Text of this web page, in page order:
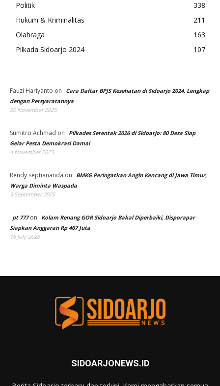
Politik
338
Hukum & Kriminalitas
211
Olahraga
163
Pilkada Sidoarjo 2024
107
Fauzi Hariyanto on
Cara Daftar BPJS Kesehatan di Sidoarjo 2024, Lengkap
dengan Persyaratannya
20 November 2025
Sumitro Achmad on
Pilkades Serentak 2026 di Sidoarjo: 80 Desa Siap
Gelar Pesta Demokrasi Damai
4 November 2025
Rendy septiananda on
BMKG Peringatkan Angin Kencang di Jawa Timur,
Warga Diminta Waspada
3 September 2025
pt 777on
Kolam Renang GOR Sidoarjo Bakal Diperbaiki, Disporapar
Siapkan Anggaran Rp 467 Juta
16 July 2025
SIDOARJONEWS.ID